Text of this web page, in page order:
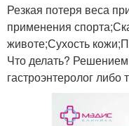
Резкая потеря веса
применения
животе;Сухость
Что делать?
гастроэнтеролог либо